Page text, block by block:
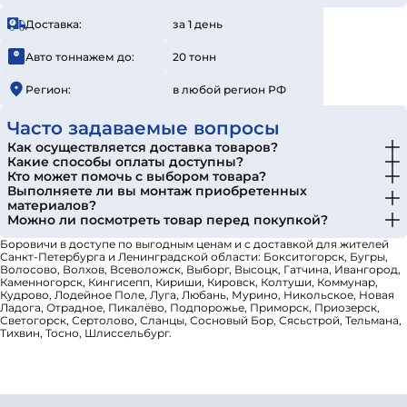
Доставка: за 1 день
Авто тоннажем до: 20 тонн
Регион: в любой регион РФ
Часто задаваемые вопросы
Как осуществляется доставка товаров?
Какие способы оплаты доступны?
Кто может помочь с выбором товара?
Выполняете ли вы монтаж приобретенных
материалов?
Можно ли посмотреть товар перед покупкой?
Боровичи в доступе по выгодным ценам и с доставкой для жителей
Санкт-Петербурга и Ленинградской области: Бокситогорск, Бугры,
Волосово, Волхов, Всеволожск, Выборг, Высоцк, Гатчина, Ивангород,
Каменногорск, Кингисепп, Кириши, Кировск, Колтуши, Коммунар,
Кудрово, Лодейное Поле, Луга, Любань, Мурино, Никольское, Новая
Ладога, Отрадное, Пикалёво, Подпорожье, Приморск, Приозерск,
Светогорск, Сертолово, Сланцы, Сосновый Бор, Сясьстрой, Тельмана,
Тихвин, Тосно, Шлиссельбург.